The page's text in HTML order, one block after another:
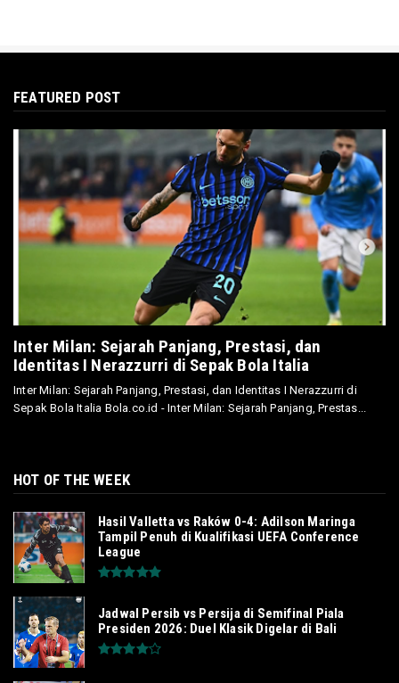
FEATURED POST
Inter Milan: Sejarah Panjang, Prestasi, dan
Identitas I Nerazzurri di Sepak Bola Italia
Inter Milan: Sejarah Panjang, Prestasi, dan Identitas I Nerazzurri di
Sepak Bola Italia Bola.co.id - Inter Milan: Sejarah Panjang, Prestas...
HOT OF THE WEEK
Hasil Valletta vs Raków 0-4: Adilson Maringa
Tampil Penuh di Kualifikasi UEFA Conference
League
Jadwal Persib vs Persija di Semifinal Piala
Presiden 2026: Duel Klasik Digelar di Bali